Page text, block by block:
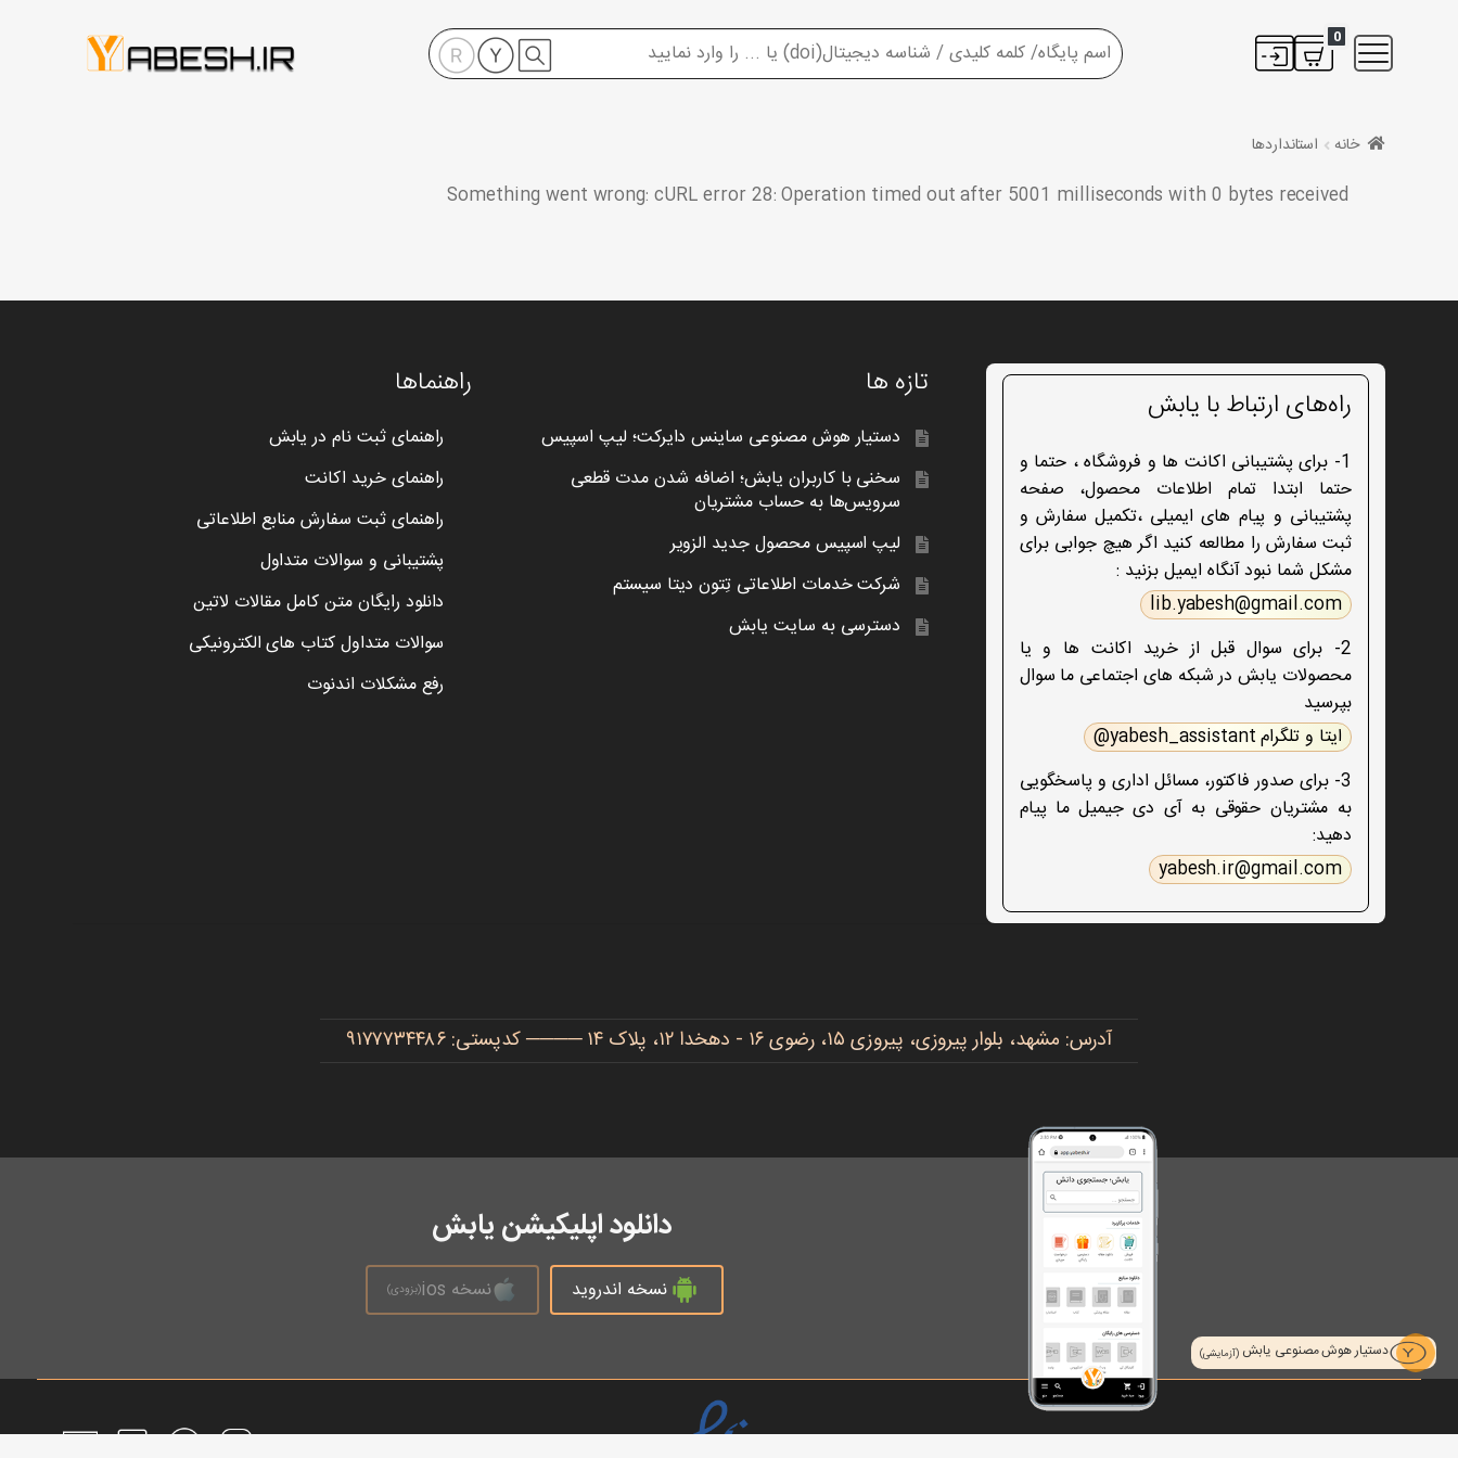
0
خانه استانداردها
Something went wrong: cURL error 28: Operation timed out after 5001 milliseconds with 0 bytes received
دستیار هوش مصنوعی یابش (آزمایشی)
راه‌های ارتباط با یابش
1- برای پشتیبانی اکانت ها و فروشگاه ، حتما و
حتما ابتدا تمام اطلاعات محصول، صفحه
پشتیبانی و پیام های ایمیلی ،تکمیل سفارش و
ثبت سفارش را مطالعه کنید اگر هیچ جوابی برای
مشکل شما نبود آنگاه ایمیل بزنید :
lib.yabesh@gmail.com
2- برای سوال قبل از خرید اکانت ها و یا
محصولات یابش در شبکه های اجتماعی ما سوال
بپرسید
ایتا و تلگرام yabesh_assistant@
3- برای صدور فاکتور، مسائل اداری و پاسخگویی
به مشتریان حقوقی به آی دی جیمیل ما پیام
دهید:
yabesh.ir@gmail.com
تازه ها
دستیار هوش مصنوعی ساینس دایرکت؛ لیپ اسپیس
سخنی با کاربران یابش؛ اضافه شدن مدت قطعی
سرویس‌ها به حساب مشتریان
لیپ اسپیس محصول جدید الزویر
شرکت خدمات اطلاعاتی تِتون دیتا سیستم
دسترسی به سایت یابش
راهنماها
راهنمای ثبت نام در یابش
راهنمای خرید اکانت
راهنمای ثبت سفارش منابع اطلاعاتی
پشتیبانی و سوالات متداول
دانلود رایگان متن کامل مقالات لاتین
سوالات متداول کتاب های الکترونیکی
رفع مشکلات اندنوت
آدرس: مشهد، بلوار پیروزی، پیروزی ۱۵، رضوی ۱۶ - دهخدا ۱۲، پلاک ۱۴ ──── کدپستی: ۹۱۷۷۷۳۴۴۸۶
دانلود اپلیکیشن یابش
نسخه اندروید نسخه ios (بزودی)
تمام حقوق محفوظ است © 2026